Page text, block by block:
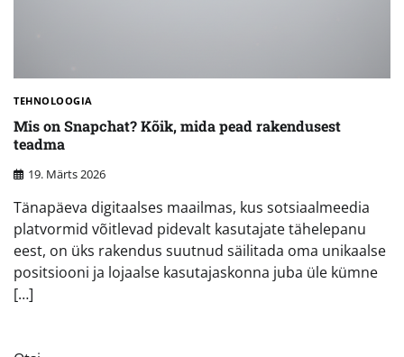
TEHNOLOOGIA
Mis on Snapchat? Kõik, mida pead rakendusest
teadma
19. Märts 2026
Tänapäeva digitaalses maailmas, kus sotsiaalmeedia
platvormid võitlevad pidevalt kasutajate tähelepanu
eest, on üks rakendus suutnud säilitada oma unikaalse
positsiooni ja lojaalse kasutajaskonna juba üle kümne
[…]